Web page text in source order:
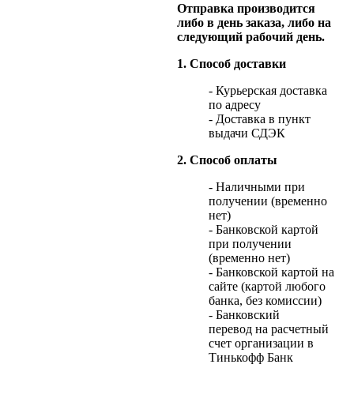
Отправка производится
либо в день заказа, либо на
следующий рабочий день.
1. Способ доставки
- Курьерская доставка
по адресу
- Доставка в пункт
выдачи СДЭК
2. Способ оплаты
- Наличными при
получении (временно
нет)
- Банковской картой
при получении
(временно нет)
- Банковской картой на
сайте (картой любого
банка, без комиссии)
- Банковский
перевод на расчетный
счет организации в
Тинькофф Банк